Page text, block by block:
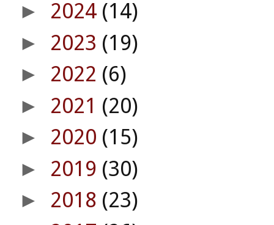
► 2024 (14)
► 2023 (19)
► 2022 (6)
► 2021 (20)
► 2020 (15)
► 2019 (30)
► 2018 (23)